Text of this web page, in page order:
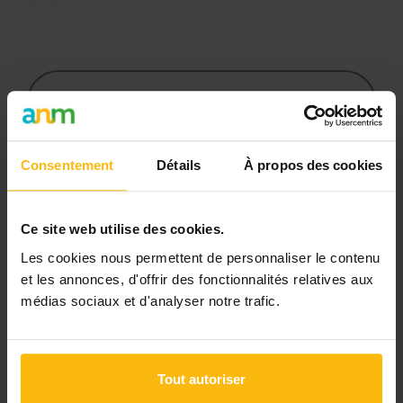
Consentement Détails À propos des cookies
Ce site web utilise des cookies.
Les cookies nous permettent de personnaliser le contenu
et les annonces, d'offrir des fonctionnalités relatives aux
médias sociaux et d'analyser notre trafic.
Tout autoriser
Cet article est réservé aux
L’abonnement MonASBL vous donne
un accès complet à des ressources
pour gérer efficacement votre ASBL.
Avec votre abonnement, vous
bénéficiez de :
l’accès libre à l’ensemble des